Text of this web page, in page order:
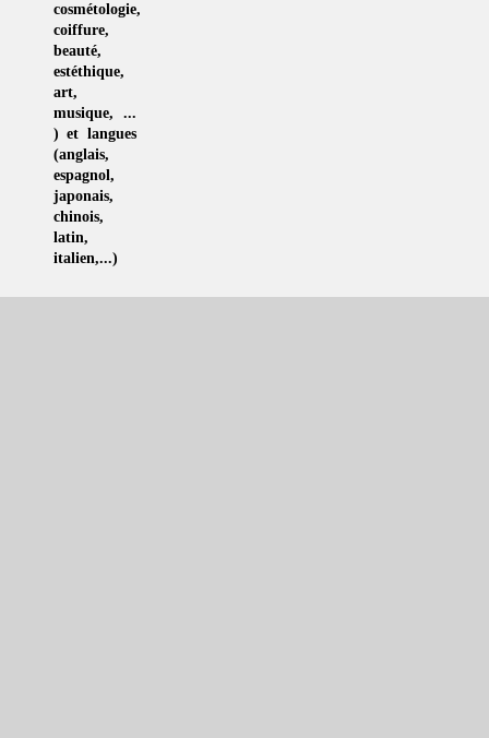
cosmétologie,
coiffure,
beauté,
estéthique,
art,
musique, ...
) et langues
(anglais,
espagnol,
japonais,
chinois,
latin,
italien,...)